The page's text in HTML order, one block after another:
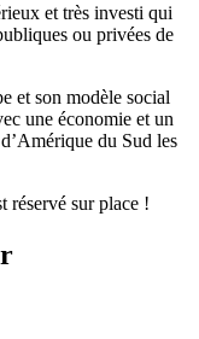
et très investi qui
ou privées de
et son modèle social
une économie et un
du Sud les
réservé sur place !